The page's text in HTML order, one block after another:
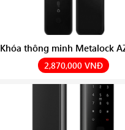
Khóa thông minh Metalock
2,870,000 VNĐ